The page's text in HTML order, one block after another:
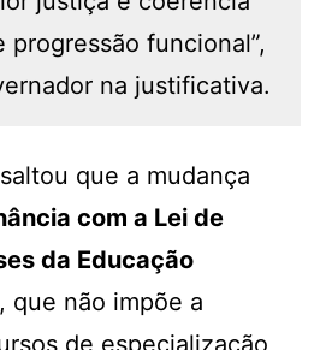
progressão funcional”,
na justificativa.
que a mudança
com a Lei de
da Educação
, que não impõe a
de especialização